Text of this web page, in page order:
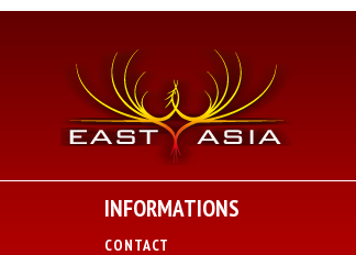
INFORMATIONS
CONTACT